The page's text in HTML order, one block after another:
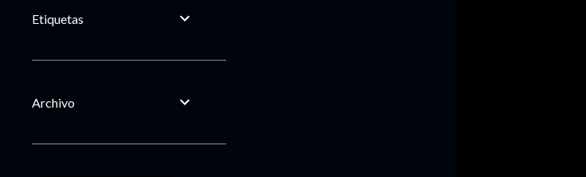
Etiquetas
Archivo